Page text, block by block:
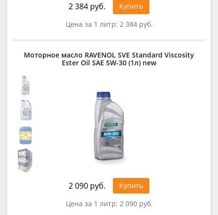
2 384 руб.
Купить
Цена за 1 литр: 2 384 руб.
Моторное масло RAVENOL SVE Standard Viscosity
Ester Oil SAE 5W-30 (1л) new
2 090 руб.
Купить
Цена за 1 литр: 2 090 руб.